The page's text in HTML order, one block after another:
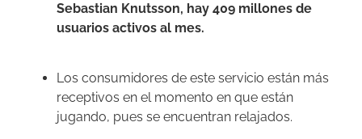
Sebastian Knutsson, hay 409 millones de
usuarios activos al mes.
Los consumidores de este servicio están más
receptivos en el momento en que están
jugando, pues se encuentran relajados.